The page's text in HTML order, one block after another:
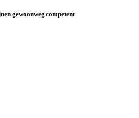
gewoonweg competent